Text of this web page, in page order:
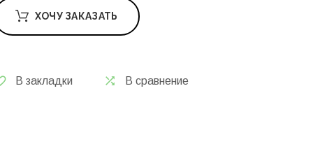
ХОЧУ ЗАКАЗАТЬ
В закладки В сравнение